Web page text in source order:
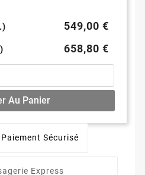
549,00 €
658,80 €
Au Panier
Paiement Sécurisé